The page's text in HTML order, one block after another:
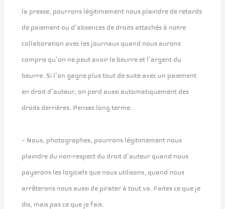
la presse, pourrons légitimement nous plaindre de retards
de paiement ou d’absences de droits attachés à notre
collaboration avec les journaux quand nous aurons
compris qu’on ne peut avoir le beurre et l’argent du
beurre. Si l’on gagne plus tout de suite avec un paiement
en droit d’auteur, on perd aussi automatiquement des
droits derrières. Pensez long terme.
– Nous, photographes, pourrons légitimement nous
plaindre du non-respect du droit d’auteur quand nous
payerons les logiciels que nous utilisons, quand nous
arrêterons nous aussi de pirater à tout va. Faites ce que je
dis, mais pas ce que je fais.